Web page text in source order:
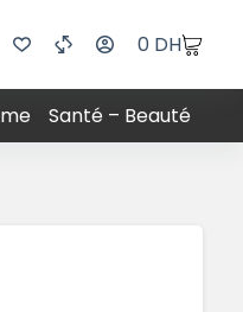
0 DH
Santé – Beauté